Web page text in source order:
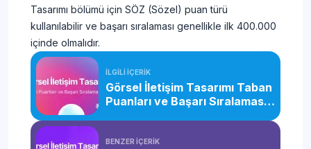
Tasarımı bölümü için SÖZ (Sözel) puan türü
kullanılabilir ve başarı sıralaması genellikle ilk 400.000
içinde olmalıdır.
İLGİLİ İÇERİK
Görsel İletişim Tasarımı Taban
Puanları ve Başarı Sıralaması
BENZER İÇERİK